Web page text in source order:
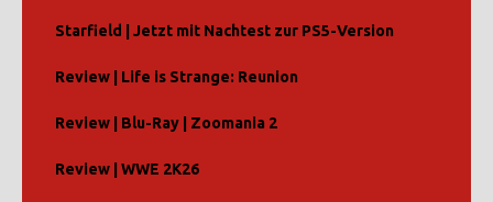
Starfield | Jetzt mit Nachtest zur PS5-Version
Review | Life is Strange: Reunion
Review | Blu-Ray | Zoomania 2
Review | WWE 2K26